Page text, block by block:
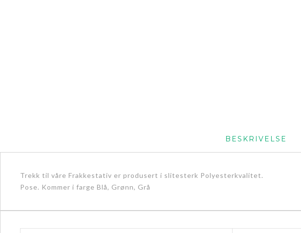
BESKRIVELSE
Trekk til våre Frakkestativ er produsert i slitesterk Polyesterkvalitet.
Pose. Kommer i farge Blå, Grønn, Grå